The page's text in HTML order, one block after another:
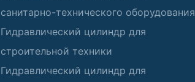
санитарно-технического оборудования
Гидравлический цилиндр для
строительной техники
Гидравлический цилиндр для